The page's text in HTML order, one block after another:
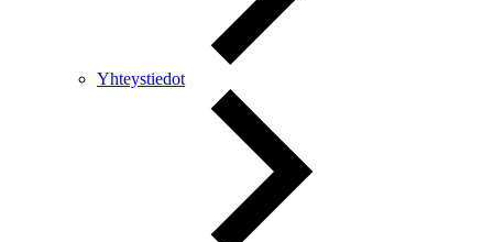
Yhteystiedot